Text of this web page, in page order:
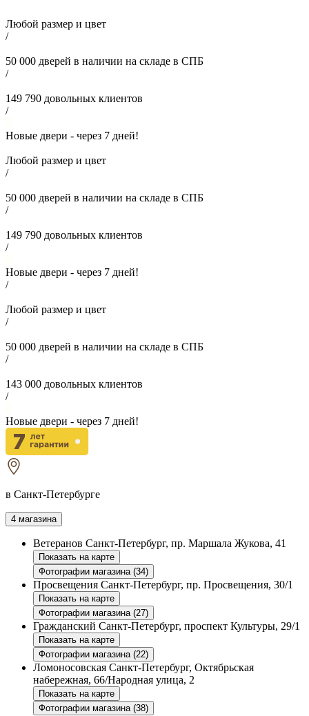
Любой размер и цвет
/
50 000 дверей в наличии на складе в СПБ
/
149 790 довольных клиентов
/
Новые двери - через 7 дней!
Любой размер и цвет
/
50 000 дверей в наличии на складе в СПБ
/
149 790 довольных клиентов
/
Новые двери - через 7 дней!
/
Любой размер и цвет
/
50 000 дверей в наличии на складе в СПБ
/
143 000 довольных клиентов
/
Новые двери - через 7 дней!
в Санкт-Петербурге
4 магазина
Ветеранов Санкт-Петербург, пр. Маршала Жукова, 41
Показать на карте
Фотографии магазина (34)
Просвещения Санкт-Петербург, пр. Просвещения, 30/1
Показать на карте
Фотографии магазина (27)
Гражданский Санкт-Петербург, проспект Культуры, 29/1
Показать на карте
Фотографии магазина (22)
Ломоносовская Санкт-Петербург, Октябрьская
набережная, 66/Народная улица, 2
Показать на карте
Фотографии магазина (38)